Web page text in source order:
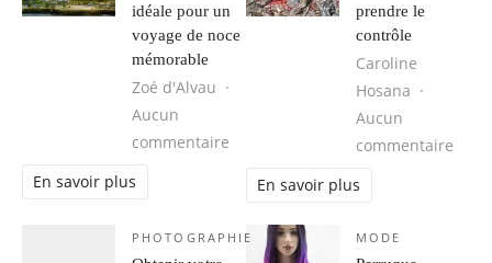
idéale pour un
voyage de noce
mémorable
Zoé d'Alvau
Aucun
commentaire sur Cuba, une destination idéale
En savoir plus
prendre le
contrôle
Caroline
Hosana
Aucun
commentaire
En savoir plus
PHOTOGRAPHIE MODE